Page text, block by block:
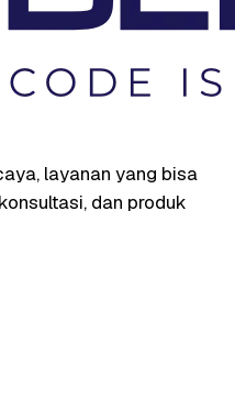
layanan yang bisa
dan produk